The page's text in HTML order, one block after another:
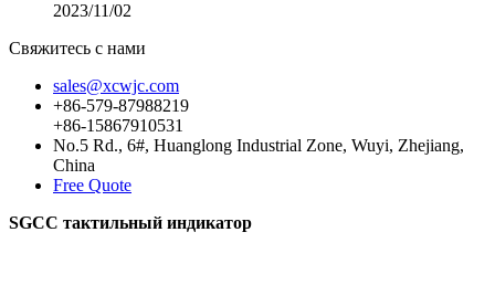
2023/11/02
Свяжитесь с нами
sales@xcwjc.com
+86-579-87988219
+86-15867910531
No.5 Rd., 6#, Huanglong Industrial Zone, Wuyi, Zhejiang,
China
Free Quote
SGCC тактильный индикатор